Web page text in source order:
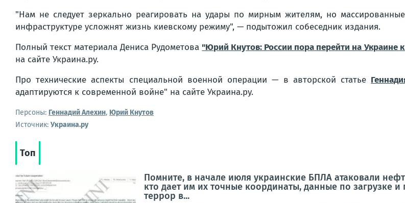
"Нам не следует зеркально реагировать на удары по мирным жителям, но
инфраструктуре усложнят жизнь киевскому режиму", — подытожил собеседник издания.
Полный текст материала Дениса Рудометова"Юрий Кнутов: России пора перейти на Украине
на сайте Украина.ру.
Про технические аспекты специальной военной операции — в авторской статье
адаптируются к современной войне" на сайте Украина.ру.
Персоны: Геннадий Алехин, Юрий Кнутов
Источник: Украина.ру
Топ
Помните, в начале июля украинские БПЛА атаковали
кто дает им их точные координаты, данные по загрузке
террор в...